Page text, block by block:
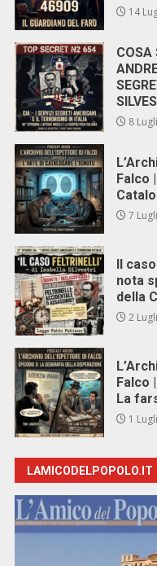
14
COSA
8
Falco
7
Il
nota
della
2
Falco
La
1
LAMICODELPOPOLO.IT